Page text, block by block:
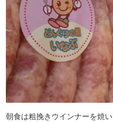
朝食は粗挽きウインナーを焼